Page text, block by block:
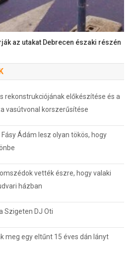
az utakat Debrecen északi részén
rekonstrukciójának előkészítése és a
vasútvonal korszerűsítése
Ádám lesz olyan tökös, hogy
vették észre, hogy valaki
házban
Szigeten DJ Oti
meg egy eltűnt 15 éves dán lányt